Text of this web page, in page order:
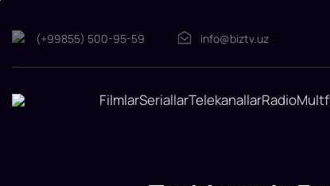
Toshkentda
(+99855) 500-95-59 info@biztv.uz
FilmlarSeriallarTelekanallarRadio